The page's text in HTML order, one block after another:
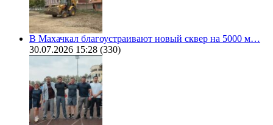
В Махачкал благоустраивают новый сквер на 5000 м…
30.07.2026 15:28 (330)